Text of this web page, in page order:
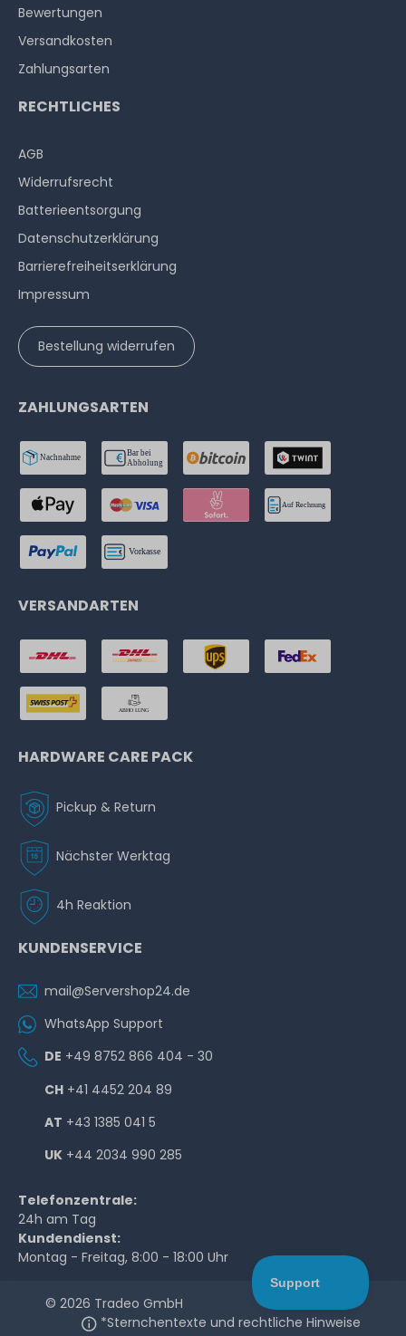
Bewertungen
Versandkosten
Zahlungsarten
RECHTLICHES
AGB
Widerrufs­recht
Batterieentsorgung
Datenschutzerklärung
Barrierefreiheitserklärung
Impressum
Bestellung widerrufen
ZAHLUNGSARTEN
VERSANDARTEN
HARDWARE CARE PACK
Pickup & Return
Nächster Werktag
4h Reaktion
KUNDENSERVICE
mail@Servershop24.de
WhatsApp Support
DE +49 8752 866 404 - 30
CH +41 4452 204 89
AT +43 1385 041 5
UK +44 2034 990 285
Telefonzentrale:
24h am Tag
Kundendienst:
Montag - Freitag, 8:00 - 18:00 Uhr
© 2026 Tradeo GmbH
*Sternchentexte und rechtliche Hinweise